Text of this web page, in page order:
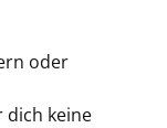
oder
dich keine